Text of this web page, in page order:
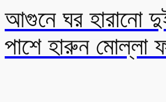
আগুনে ঘর হারানো
পাশে হারুন মোল্লা